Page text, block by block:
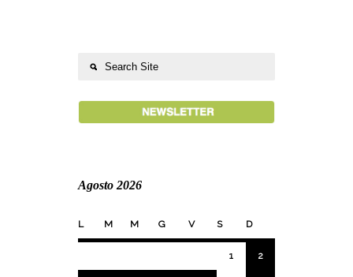
Agosto 2026
L M M G V S D
1 2